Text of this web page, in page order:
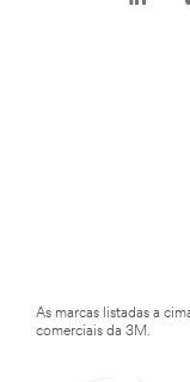
As marcas listadas a
comerciais da 3M.